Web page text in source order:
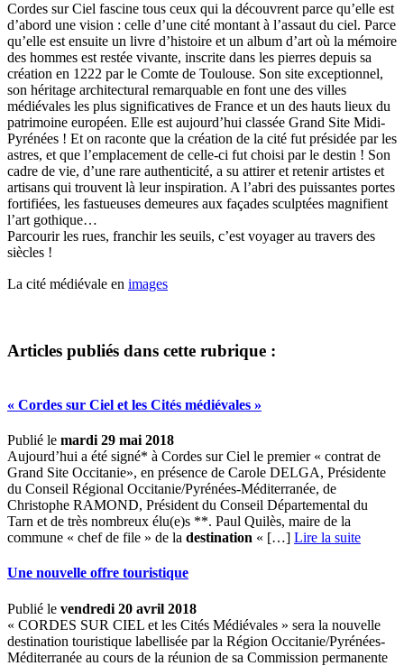
Cordes sur Ciel fascine tous ceux qui la découvrent parce qu’elle est
d’abord une vision : celle d’une cité montant à l’assaut du ciel. Parce
qu’elle est ensuite un livre d’histoire et un album d’art où la mémoire
des hommes est restée vivante, inscrite dans les pierres depuis sa
création en 1222 par le Comte de Toulouse. Son site exceptionnel,
son héritage architectural remarquable en font une des villes
médiévales les plus significatives de France et un des hauts lieux du
patrimoine européen. Elle est aujourd’hui classée Grand Site Midi-
Pyrénées ! Et on raconte que la création de la cité fut présidée par les
astres, et que l’emplacement de celle-ci fut choisi par le destin ! Son
cadre de vie, d’une rare authenticité, a su attirer et retenir artistes et
artisans qui trouvent là leur inspiration. A l’abri des puissantes portes
fortifiées, les fastueuses demeures aux façades sculptées magnifient
l’art gothique…
Parcourir les rues, franchir les seuils, c’est voyager au travers des
siècles !
La cité médiévale en images
Articles publiés dans cette rubrique :
« Cordes sur Ciel et les Cités médiévales »
Publié le mardi 29 mai 2018
Aujourd’hui a été signé* à Cordes sur Ciel le premier « contrat de
Grand Site Occitanie», en présence de Carole DELGA, Présidente
du Conseil Régional Occitanie/Pyrénées-Méditerranée, de
Christophe RAMOND, Président du Conseil Départemental du
Tarn et de très nombreux élu(e)s **. Paul Quilès, maire de la
commune « chef de file » de la destination « […] ­ Lire la suite
Une nouvelle offre touristique
Publié le vendredi 20 avril 2018
« CORDES SUR CIEL et les Cités Médiévales » sera la nouvelle
destination touristique labellisée par la Région Occitanie/Pyrénées-
Méditerranée au cours de la réunion de sa Commission permanente